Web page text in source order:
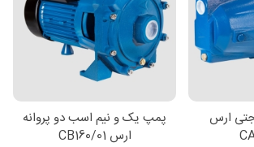
ارس
پمپ یک و نیم اسب دو پروانه
ارس CB160/01